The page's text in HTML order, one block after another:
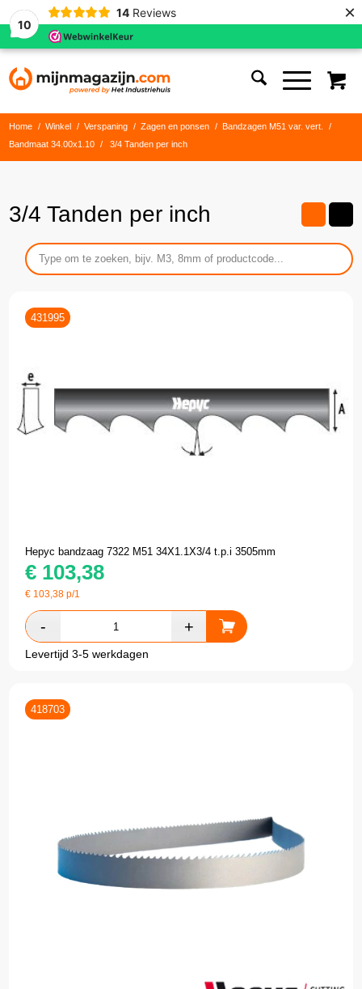
10
14 Reviews ×
Home / Winkel / Verspaning / Zagen en ponsen / Bandzagen M51 var. vert.
/
Bandmaat 34.00x1.10
/ 3/4 Tanden per inch
3/4 Tanden per inch
431995
Hepyc bandzaag 7322 M51 34X1.1X3/4 t.p.i 3505mm
€ 103,38
€ 103,38 p/1
Levertijd 3-5 werkdagen
418703